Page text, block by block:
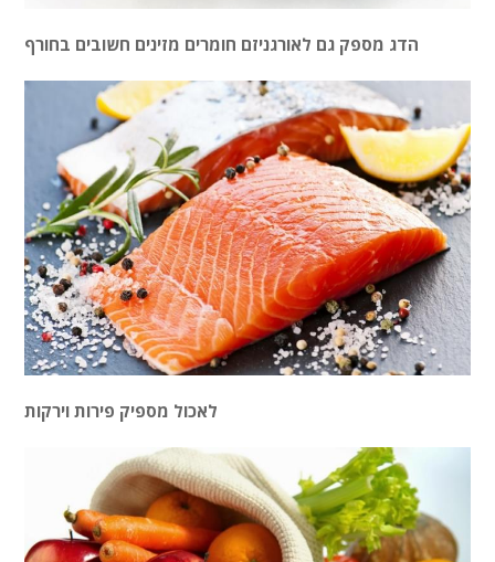
הדג מספק גם לאורגניזם חומרים מזינים חשובים בחורף
לאכול מספיק פירות וירקות